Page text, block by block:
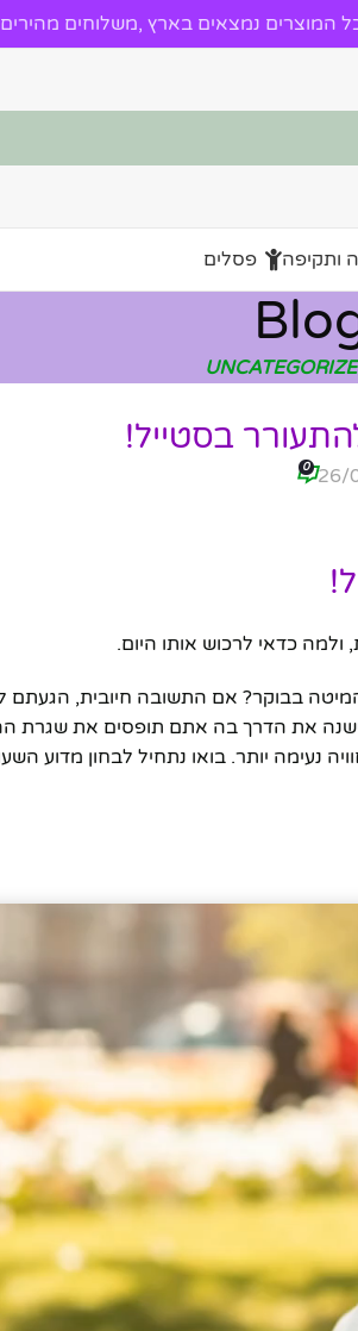
המוצרים נמצאים בארץ ,משלוחים
ותקיפה פסלים
בסטייל!
0
בבוקר? אם התשובה חיובית, הגעתם
שישנה את הדרך בה אתם תופסים את שגרת
נעימה יותר. בואו נתחיל לבחון מדוע